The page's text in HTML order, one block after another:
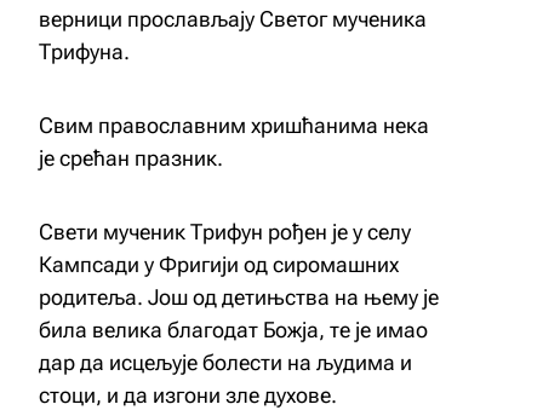
верници прослављају Светог мученика
Трифуна.
Свим православним хришћанима нека
је срећан празник.
Свети мученик Трифун рођен је у селу
Кампсади у Фригији од сиромашних
родитеља. Још од детињства на њему је
била велика благодат Божја, те је имао
дар да исцељује болести на људима и
стоци, и да изгони зле духове.